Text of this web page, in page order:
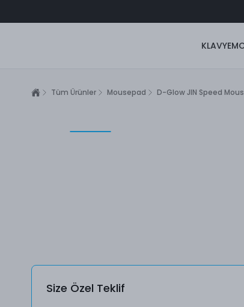
KLAVYE
Tüm Ürünler Mousepad D-Glow JIN Speed
Size Özel Teklif